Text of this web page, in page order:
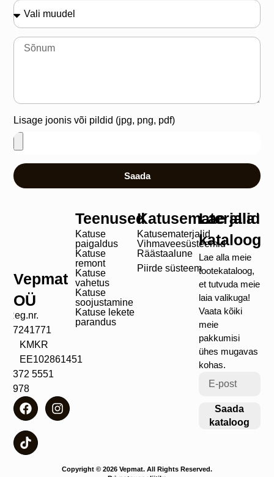
Lisage joonis või pildid (jpg, png, pdf)
Saada
Vepmat
OÜ
Reg.nr.
17241771
KMKR
EE102861451
+372 5551
4978
Teenused
Katuse
paigaldus
Katuse
remont
Katuse
vahetus
Katuse
soojustamine
Katuse lekete
parandus
Katusematerjalid
Katusematerjalid
Vihmaveesüsteemid
Räästaalune
Piirde süsteem
Lae alla
kataloog
Lae alla meie
tootekataloog,
et tutvuda meie
laia valikuga!
Vaata kõiki
meie
pakkumisi
ühes mugavas
kohas.
Saada
kataloog
Copyright © 2026 Vepmat. All Rights Reserved.